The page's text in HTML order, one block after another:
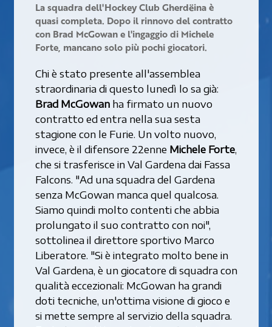
La squadra dell'Hockey Club Gherdëina è
quasi completa. Dopo il rinnovo del contratto
con Brad McGowan e l'ingaggio di Michele
Forte, mancano solo più pochi giocatori.
Chi è stato presente all'assemblea
straordinaria di questo lunedì lo sa già:
Brad McGowanha firmato un nuovo
contratto ed entra nella sua sesta
stagione con le Furie. Un volto nuovo,
invece, è il difensore 22enneMichele Forte,
che si trasferisce in Val Gardena dai Fassa
Falcons. "Ad una squadra del Gardena
senza McGowan manca quel qualcosa.
Siamo quindi molto contenti che abbia
prolungato il suo contratto con noi",
sottolinea il direttore sportivo Marco
Liberatore. "Si è integrato molto bene in
Val Gardena, è un giocatore di squadra con
qualità eccezionali: McGowan ha grandi
doti tecniche, un'ottima visione di gioco e
si mette sempre al servizio della squadra.